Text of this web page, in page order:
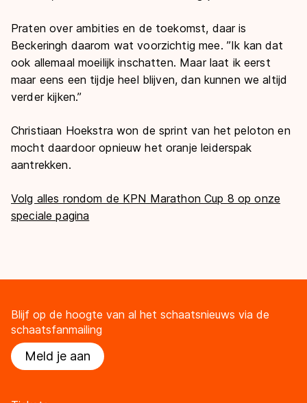
Praten over ambities en de toekomst, daar is
Beckeringh daarom wat voorzichtig mee. ’’Ik kan dat
ook allemaal moeilijk inschatten. Maar laat ik eerst
maar eens een tijdje heel blijven, dan kunnen we altijd
verder kijken.’’
Christiaan Hoekstra won de sprint van het peloton en
mocht daardoor opnieuw het oranje leiderspak
aantrekken.
Volg alles rondom de KPN Marathon Cup 8 op onze
speciale pagina
Blijf op de hoogte van al het schaatsnieuws via de
schaatsfanmailing
Meld je aan